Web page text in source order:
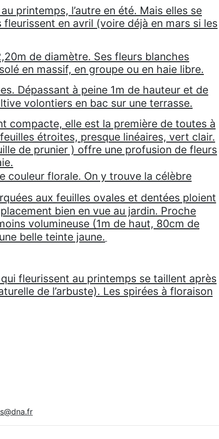
printemps, l’autre en été. Mais elles se
en avril (voire déjà en mars si les
de diamètre. Ses fleurs blanches
en massif, en groupe ou en haie libre.
Dépassant à peine 1m de hauteur et de
volontiers en bac sur une terrasse.
compacte, elle est la première de toutes à
étroites, presque linéaires, vert clair.
de prunier ) offre une profusion de fleurs
couleur florale. On y trouve la célèbre
aux feuilles ovales et dentées ploient
bien en vue au jardin. Proche
volumineuse (1m de haut, 80cm de
belle teinte jaune.
fleurissent au printemps se taillent après
de l’arbuste). Les spirées à floraison